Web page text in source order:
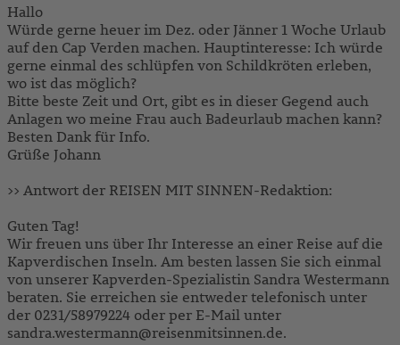
Hallo
Würde gerne heuer im Dez. oder Jänner 1 Woche Urlaub
auf den Cap Verden machen. Hauptinteresse: Ich würde
gerne einmal des schlüpfen von Schildkröten erleben,
wo ist das möglich?
Bitte beste Zeit und Ort, gibt es in dieser Gegend auch
Anlagen wo meine Frau auch Badeurlaub machen kann?
Besten Dank für Info.
Grüße Johann
>> Antwort der REISEN MIT SINNEN-Redaktion:
Guten Tag!
Wir freuen uns über Ihr Interesse an einer Reise auf die
Kapverdischen Inseln. Am besten lassen Sie sich einmal
von unserer Kapverden-Spezialistin Sandra Westermann
beraten. Sie erreichen sie entweder telefonisch unter
der 0231/58979224 oder per E-Mail unter
sandra.westermann@reisenmitsinnen.de.